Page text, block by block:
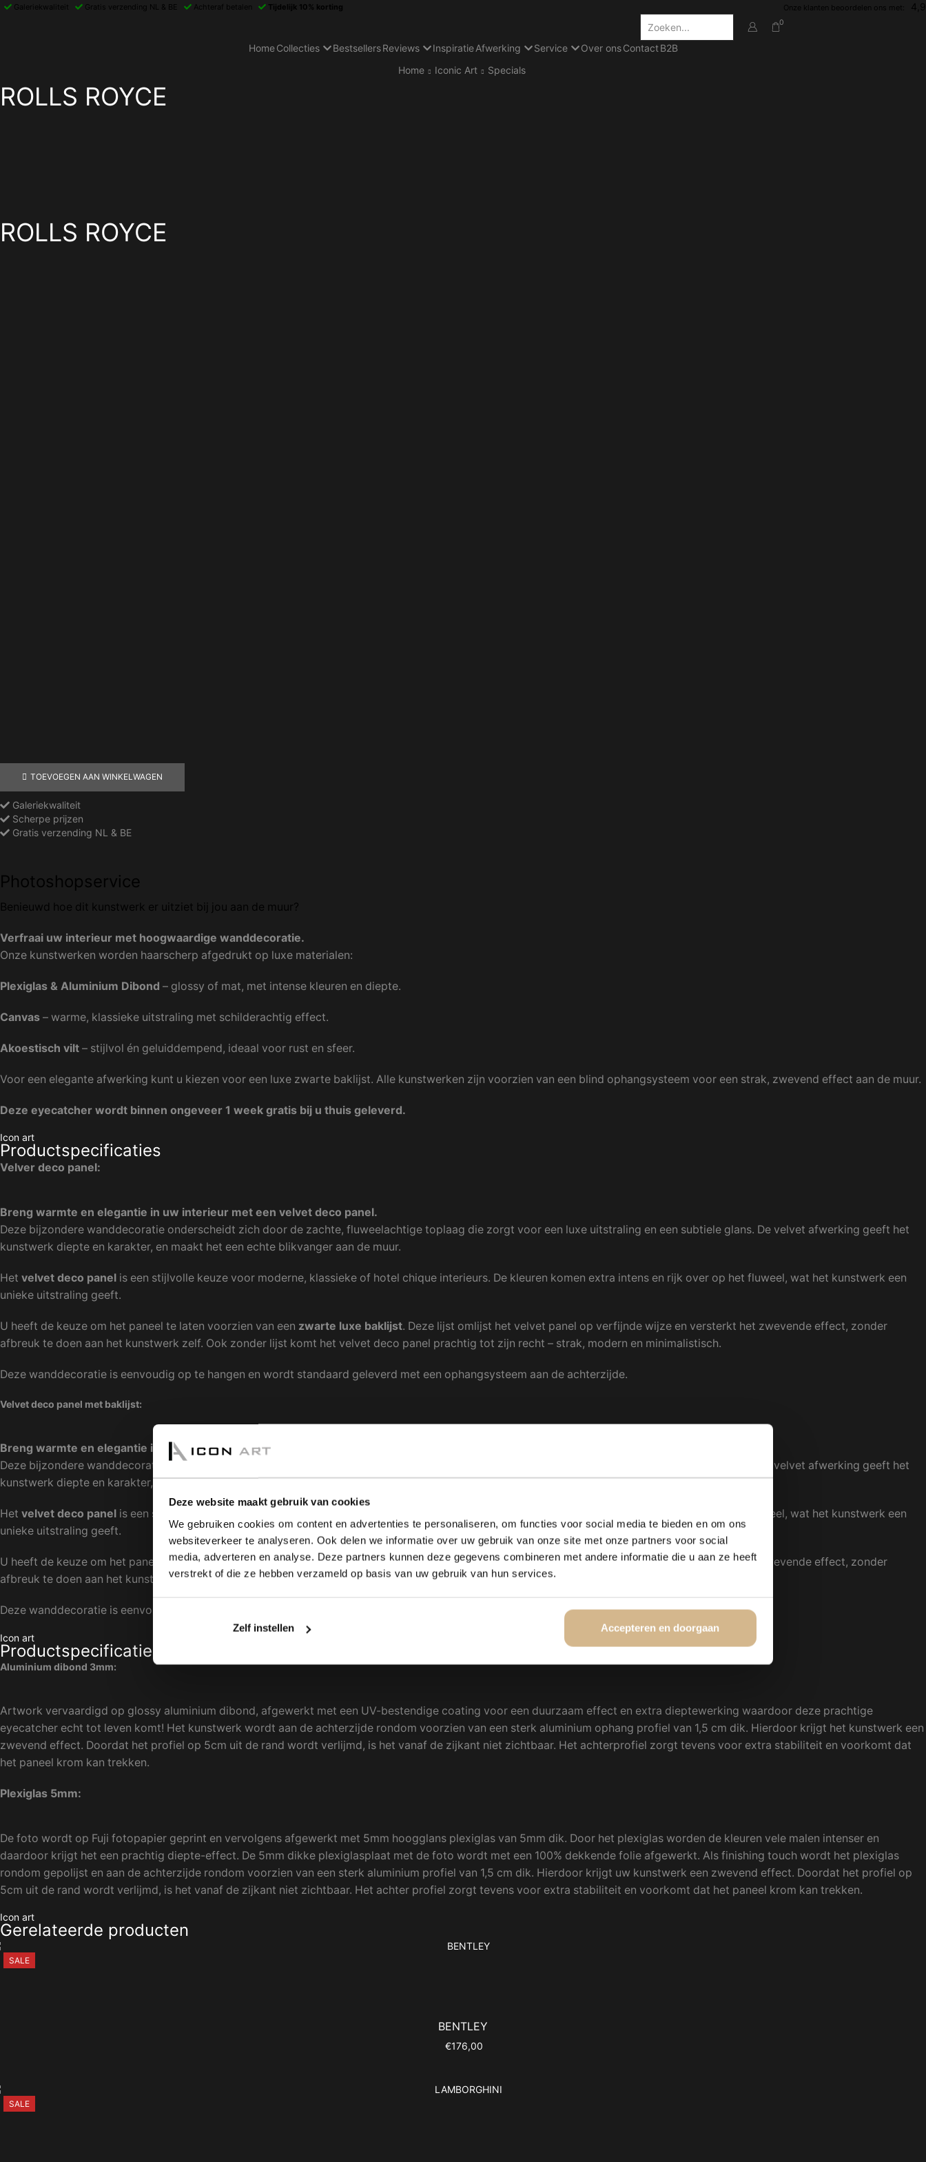
Deze website maakt gebruik van cookies
We gebruiken cookies om content en advertenties te personaliseren, om functies voor social media te bieden en om ons
websiteverkeer te analyseren. Ook delen we informatie over uw gebruik van onze site met onze partners voor social
media, adverteren en analyse. Deze partners kunnen deze gegevens combineren met andere informatie die u aan ze heeft
verstrekt of die ze hebben verzameld op basis van uw gebruik van hun services.
Zelf instellen Accepteren en doorgaan
Galeriekwaliteit Gratis verzending NL & BE Achteraf betalen Tijdelijk 10% korting Onze klanten beoordelen ons met: 4,9
Invoer
0
Home Collecties Bestsellers Reviews Inspiratie Afwerking Service Over ons Contact B2B
Home
Iconic Art Specials
ROLLS ROYCE
ROLLS ROYCE
TOEVOEGEN AAN WINKELWAGEN
Galeriekwaliteit
Scherpe prijzen
Gratis verzending NL & BE
Photoshopservice
Benieuwd hoe dit kunstwerk er uitziet bij jou aan de muur ?
Verfraai uw interieur met hoogwaardige wanddecoratie.
Onze kunstwerken worden haarscherp afgedrukt op luxe materialen:
Plexiglas & Aluminium Dibond – glossy of mat, met intense kleuren en diepte.
Canvas – warme, klassieke uitstraling met schilderachtig effect.
Akoestisch vilt – stijlvol én geluiddempend, ideaal voor rust en sfeer.
Voor een elegante afwerking kunt u kiezen voor een luxe zwarte baklijst. Alle kunstwerken zijn voorzien van een blind ophangsysteem voor een strak, zwevend effect aan de muur.
Deze eyecatcher wordt binnen ongeveer 1 week gratis bij u thuis geleverd.
Icon art
Productspecificaties
Velver deco panel:
Breng warmte en elegantie in uw interieur met een velvet deco panel.
Deze bijzondere wanddecoratie onderscheidt zich door de zachte, fluweelachtige toplaag die zorgt voor een luxe uitstraling en een subtiele glans. De velvet afwerking geeft het
kunstwerk diepte en karakter, en maakt het een echte blikvanger aan de muur.
Het velvet deco panel is een stijlvolle keuze voor moderne, klassieke of hotel chique interieurs. De kleuren komen extra intens en rijk over op het fluweel, wat het kunstwerk een
unieke uitstraling geeft.
U heeft de keuze om het paneel te laten voorzien van een zwarte luxe baklijst. Deze lijst omlijst het velvet panel op verfijnde wijze en versterkt het zwevende effect, zonder
afbreuk te doen aan het kunstwerk zelf. Ook zonder lijst komt het velvet deco panel prachtig tot zijn recht – strak, modern en minimalistisch.
Deze wanddecoratie is eenvoudig op te hangen en wordt standaard geleverd met een ophangsysteem aan de achterzijde.
Velvet deco panel met baklijst:
Breng warmte en elegantie in uw interieur met een velvet deco panel.
Deze bijzondere wanddecoratie onderscheidt zich door de zachte, fluweelachtige toplaag die zorgt voor een luxe uitstraling en een subtiele glans. De velvet afwerking geeft het
kunstwerk diepte en karakter, en maakt het een echte blikvanger aan de muur.
Het velvet deco panel is een stijlvolle keuze voor moderne, klassieke of hotel chique interieurs. De kleuren komen extra intens en rijk over op het fluweel, wat het kunstwerk een
unieke uitstraling geeft.
U heeft de keuze om het paneel te laten voorzien van eenzwarte luxe baklijst. Deze lijst omlijst het velvet panel op verfijnde wijze en versterkt het zwevende effect, zonder
afbreuk te doen aan het kunstwerk zelf. Ook zonder lijst komt het velvet deco panel prachtig tot zijn recht – strak, modern en minimalistisch.
Deze wanddecoratie is eenvoudig op te hangen en wordt standaard geleverd met een ophangsysteem aan de achterzijde.
Icon art
Productspecificaties
Aluminium dibond 3mm:
Artwork vervaardigd op glossy aluminium dibond, afgewerkt met een UV-bestendige coating voor een duurzaam effect en extra dieptewerking waardoor deze prachtige
eyecatcher echt tot leven komt! Het kunstwerk wordt aan de achterzijde rondom voorzien van een sterk aluminium ophang profiel van 1,5 cm dik. Hierdoor krijgt het kunstwerk een
zwevend effect. Doordat het profiel op 5cm uit de rand wordt verlijmd, is het vanaf de zijkant niet zichtbaar. Het achterprofiel zorgt tevens voor extra stabiliteit en voorkomt dat
het paneel krom kan trekken.
Plexiglas 5mm:
De foto wordt op Fuji fotopapier geprint en vervolgens afgewerkt met 5mm hoogglans plexiglas van 5mm dik. Door het plexiglas worden de kleuren vele malen intenser en
daardoor krijgt het een prachtig diepte-effect. De 5mm dikke plexiglasplaat met de foto wordt met een 100% dekkende folie afgewerkt. Als finishing touch wordt het plexiglas
rondom gepolijst en aan de achterzijde rondom voorzien van een sterk aluminium profiel van 1,5 cm dik. Hierdoor krijgt uw kunstwerk een zwevend effect. Doordat het profiel op
5cm uit de rand wordt verlijmd, is het vanaf de zijkant niet zichtbaar. Het achter profiel zorgt tevens voor extra stabiliteit en voorkomt dat het paneel krom kan trekken.
Icon art
Gerelateerde producten
SALE
BENTLEY
Oorspronkelijke
€195,00.
€176,00
€176,00.
SALE